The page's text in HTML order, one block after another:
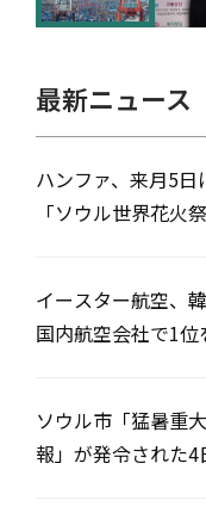
最新ニュース
ハンファ、来月5日
「ソウル世界花火
イースター航空、
国内航空会社で1位
ソウル市「猛暑重
報」が発令された4